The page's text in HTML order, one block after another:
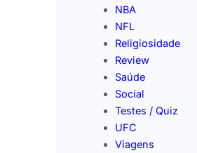
NBA
NFL
Religiosidade
Review
Saúde
Social
Testes / Quiz
UFC
Viagens